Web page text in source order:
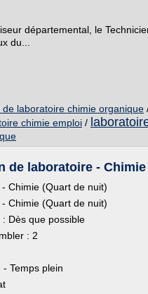
départemental, le
du...
de laboratoire chimie organique
chimie emploi /
de laboratoire -
Chimie (Quart de nuit)
Chimie (Quart de nuit)
Dès que possible
: 2
Temps plein